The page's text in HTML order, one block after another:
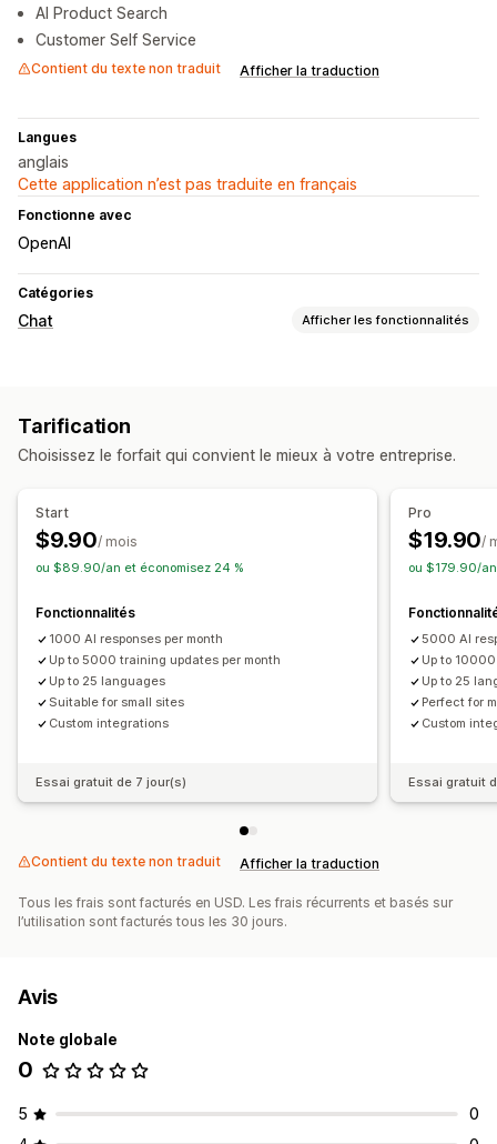
AI Product Search
Customer Self Service
Contient du texte non traduit Afficher la traduction
Langues
anglais
Cette application n’est pas traduite en français
Fonctionne avec
OpenAI
Catégories
Chat Afficher les fonctionnalités
Suivi du comportement
Réponses rapides
Personnalisation
Tarification
Choisissez le forfait qui convient le mieux à votre entreprise.
Start
$9.90/ mois
ou $89.90/an et économisez 24 %
Fonctionnalités
1000 AI responses per month
Up to 5000 training updates per month
Up to 25 languages
Suitable for small sites
Custom integrations
Essai gratuit de 7 jour(s)
Pro
$19.90/
ou $179.90/
5000 AI
Up to
Up to 25
Perfect for
Custom
Essai gratuit
Contient du texte non traduit Afficher la traduction
Tous les frais sont facturés en USD. Les frais récurrents et basés sur
l’utilisation sont facturés tous les 30 jours.
Avis
Note globale
0
5
0